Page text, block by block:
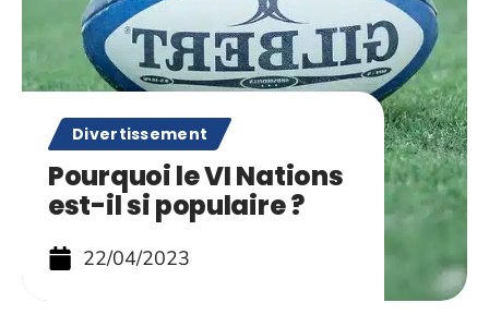
Divertissement
Pourquoi le VI Nations
est-il si populaire ?
22/04/2023